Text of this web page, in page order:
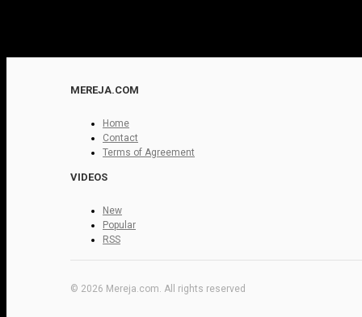
MEREJA.COM
Home
Contact
Terms of Agreement
VIDEOS
New
Popular
RSS
© 2026 Mereja.com. All rights reserved